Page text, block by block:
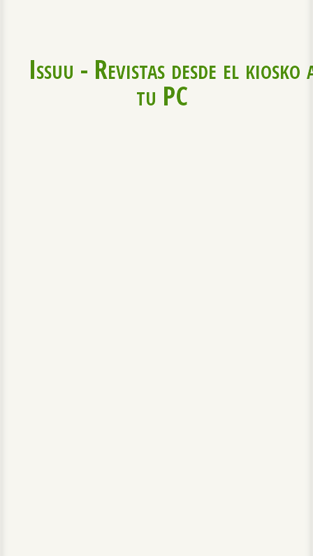
Issuu - Revistas desde el kiosko
tu PC